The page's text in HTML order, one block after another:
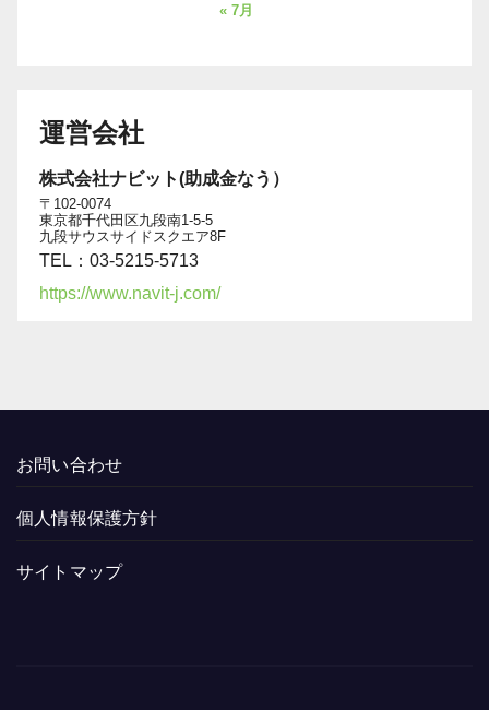
« 7月
運営会社
株式会社ナビット(助成金なう）
〒102-0074
東京都千代田区九段南1-5-5
九段サウスサイドスクエア8F
TEL：03-5215-5713
https://www.navit-j.com/
お問い合わせ
個人情報保護方針
サイトマップ